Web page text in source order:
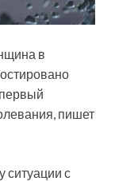
в
пишет
ситуации с